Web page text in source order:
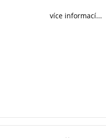
více informací...